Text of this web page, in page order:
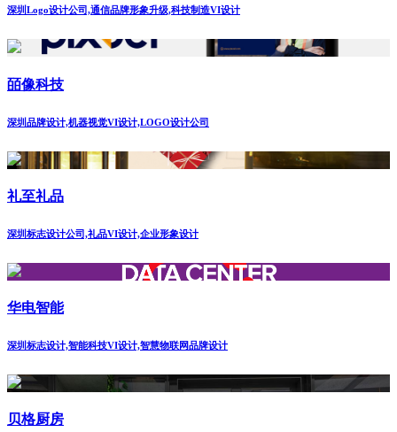
深圳Logo设计公司,通信品牌形象升级,科技制造VI设计
皕像科技
深圳品牌设计,机器视觉VI设计,LOGO设计公司
礼至礼品
深圳标志设计公司,礼品VI设计,企业形象设计
华电智能
深圳标志设计,智能科技VI设计,智慧物联网品牌设计
贝格厨房